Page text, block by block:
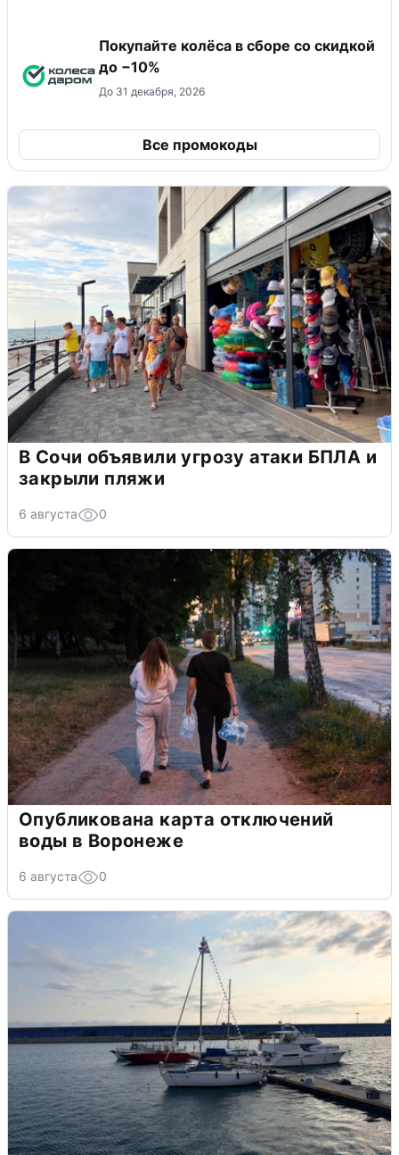
Покупайте колёса в сборе со скидкой
до −10%
До 31 декабря, 2026
Все промокоды
В Сочи объявили угрозу атаки БПЛА и
закрыли пляжи
6 августа 0
Опубликована карта отключений
воды в Воронеже
6 августа 0